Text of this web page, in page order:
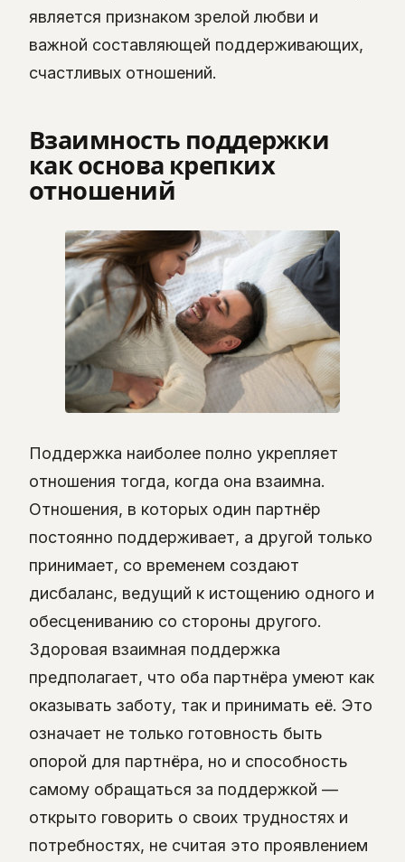
является признаком зрелой любви и
важной составляющей поддерживающих,
счастливых отношений.
Взаимность поддержки
как основа крепких
отношений
Поддержка наиболее полно укрепляет
отношения тогда, когда она взаимна.
Отношения, в которых один партнёр
постоянно поддерживает, а другой только
принимает, со временем создают
дисбаланс, ведущий к истощению одного и
обесцениванию со стороны другого.
Здоровая взаимная поддержка
предполагает, что оба партнёра умеют как
оказывать заботу, так и принимать её. Это
означает не только готовность быть
опорой для партнёра, но и способность
самому обращаться за поддержкой —
открыто говорить о своих трудностях и
потребностях, не считая это проявлением